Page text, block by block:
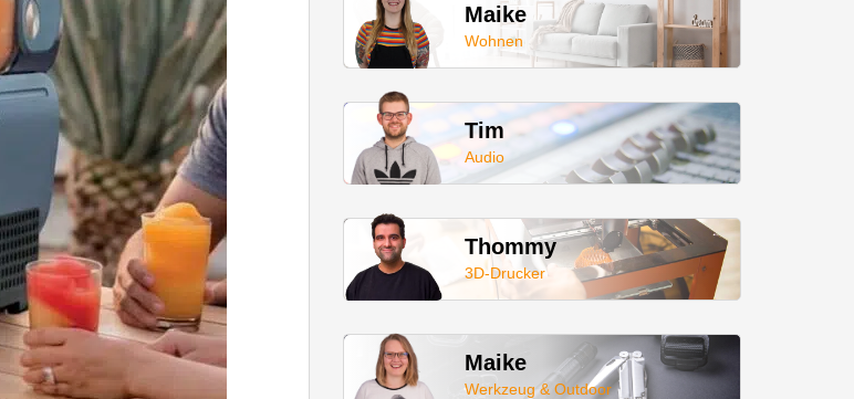
Maike
Wohnen
Tim
Audio
Thommy
3D-Drucker
Maike
Werkzeug & Outdoor